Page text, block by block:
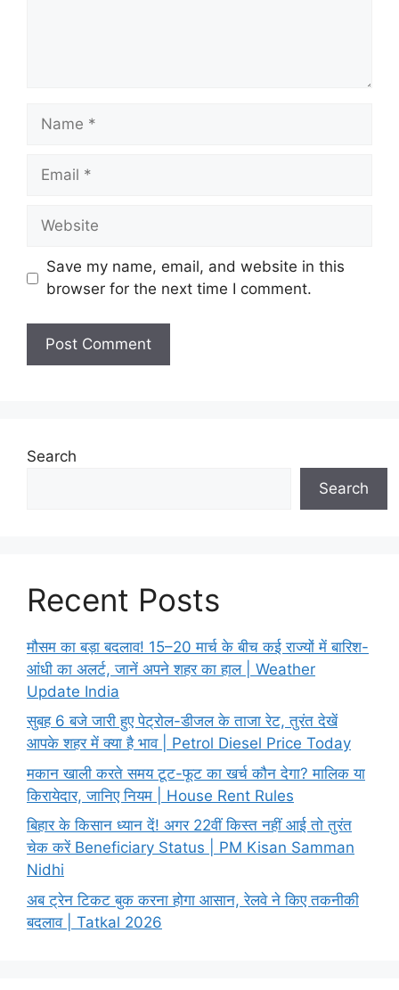
Name
Email
Website
Save my name, email, and website in this
browser for the next time I comment.
Search
Search
Recent Posts
मौसम का बड़ा बदलाव! 15–20 मार्च के बीच कई राज्यों में बारिश-
आंधी का अलर्ट, जानें अपने शहर का हाल | Weather
Update India
सुबह 6 बजे जारी हुए पेट्रोल-डीजल के ताजा रेट, तुरंत देखें
आपके शहर में क्या है भाव | Petrol Diesel Price Today
मकान खाली करते समय टूट-फूट का खर्च कौन देगा? मालिक या
किरायेदार, जानिए नियम | House Rent Rules
बिहार के किसान ध्यान दें! अगर 22वीं किस्त नहीं आई तो तुरंत
चेक करें Beneficiary Status | PM Kisan Samman
Nidhi
अब ट्रेन टिकट बुक करना होगा आसान, रेलवे ने किए तकनीकी
बदलाव | Tatkal 2026